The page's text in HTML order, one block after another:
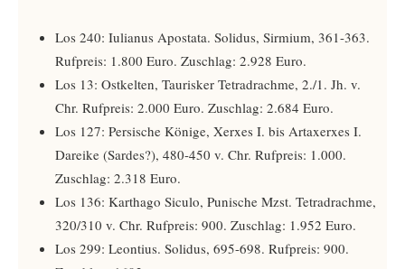
Los 240: Iulianus Apostata. Solidus, Sirmium, 361-363.
Rufpreis: 1.800 Euro. Zuschlag: 2.928 Euro.
Los 13: Ostkelten, Taurisker Tetradrachme, 2./1. Jh. v.
Chr. Rufpreis: 2.000 Euro. Zuschlag: 2.684 Euro.
Los 127: Persische Könige, Xerxes I. bis Artaxerxes I.
Dareike (Sardes?), 480-450 v. Chr. Rufpreis: 1.000.
Zuschlag: 2.318 Euro.
Los 136: Karthago Siculo, Punische Mzst. Tetradrachme,
320/310 v. Chr. Rufpreis: 900. Zuschlag: 1.952 Euro.
Los 299: Leontius. Solidus, 695-698. Rufpreis: 900.